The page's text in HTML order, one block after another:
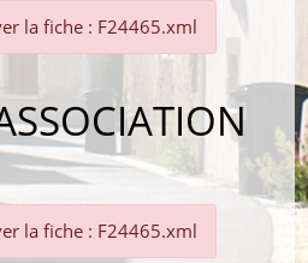
la fiche : F24465.xml
la fiche : F24465.xml